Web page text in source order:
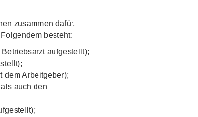
zusammen dafür,
besteht:
aufgestellt);
dem Arbeitgeber);
auch den